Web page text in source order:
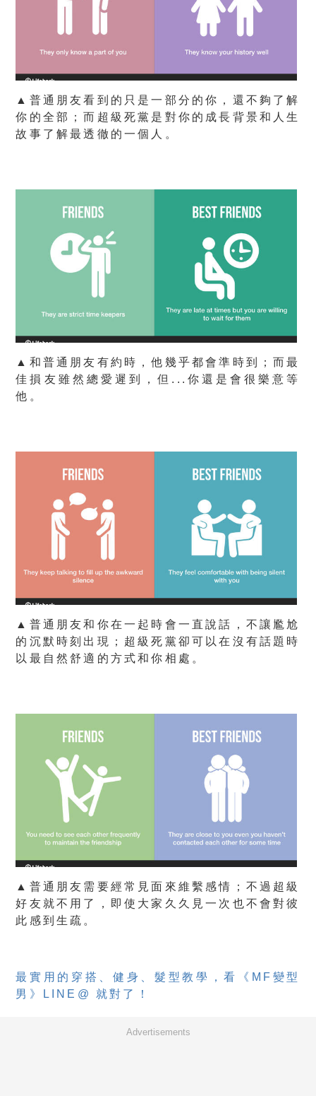
▲普通朋友看到的只是一部分的你，還不夠了解
你的全部；而超級死黨是對你的成長背景和人生
故事了解最透徹的一個人。
▲和普通朋友有約時，他幾乎都會準時到；而最
佳損友雖然總愛遲到，但...你還是會很樂意等
他。
▲普通朋友和你在一起時會一直說話，不讓尷尬
的沉默時刻出現；超級死黨卻可以在沒有話題時
以最自然舒適的方式和你相處。
▲普通朋友需要經常見面來維繫感情；不過超級
好友就不用了，即使大家久久見一次也不會對彼
此感到生疏。
最實用的穿搭、健身、髮型教學，看《MF變型
男》LINE@ 就對了！
Advertisements